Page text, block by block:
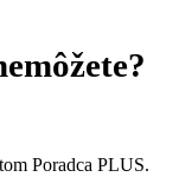
Poradca PLUS.